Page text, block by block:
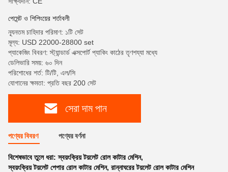
পেমেন্ট ও শিপিংয়ের শর্তাবলী
ন্যূনতম চাহিদার পরিমাণ: ১টি সেট
মূল্য: USD 22000-28800 set
প্যাকেজিং বিবরণ: স্ট্যান্ডার্ড এক্সপোর্ট প্যাকিং কাঠের তৃণশয্যা মধ্যে
ডেলিভারি সময়: ৬০ দিন
পরিশোধের শর্ত: টি/টি, এল/সি
যোগানের ক্ষমতা: প্রতি বছর 200 সেট
সেরা দাম পান
পণ্যের বিবরণ পণ্যের বর্ণনা
বিশেষভাবে তুলে ধরা:স্বয়ংক্রিয় টয়লেট রোল কাটার মেশিন,
স্বয়ংক্রিয় টয়লেট পেপার রোল কাটার মেশিন, রান্নাঘরের টয়লেট রোল কাটার মেশিন